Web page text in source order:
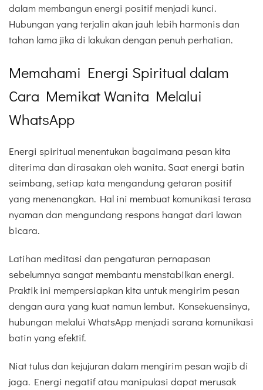
dalam membangun energi positif menjadi kunci.
Hubungan yang terjalin akan jauh lebih harmonis dan
tahan lama jika di lakukan dengan penuh perhatian.
Memahami Energi Spiritual dalam
Cara Memikat Wanita Melalui
WhatsApp
Energi spiritual menentukan bagaimana pesan kita
diterima dan dirasakan oleh wanita. Saat energi batin
seimbang, setiap kata mengandung getaran positif
yang menenangkan. Hal ini membuat komunikasi terasa
nyaman dan mengundang respons hangat dari lawan
bicara.
Latihan meditasi dan pengaturan pernapasan
sebelumnya sangat membantu menstabilkan energi.
Praktik ini mempersiapkan kita untuk mengirim pesan
dengan aura yang kuat namun lembut. Konsekuensinya,
hubungan melalui WhatsApp menjadi sarana komunikasi
batin yang efektif.
Niat tulus dan kejujuran dalam mengirim pesan wajib di
jaga. Energi negatif atau manipulasi dapat merusak